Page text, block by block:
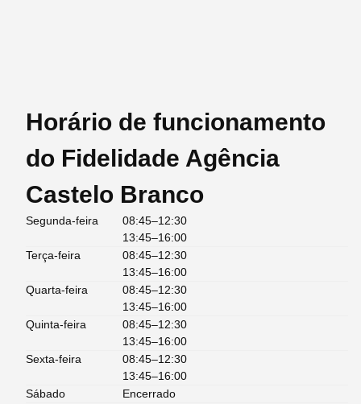
Horário de funcionamento
do Fidelidade Agência
Castelo Branco
Segunda-feira
08:45–12:30
13:45–16:00
Terça-feira
08:45–12:30
13:45–16:00
Quarta-feira
08:45–12:30
13:45–16:00
Quinta-feira
08:45–12:30
13:45–16:00
Sexta-feira
08:45–12:30
13:45–16:00
Sábado
Encerrado